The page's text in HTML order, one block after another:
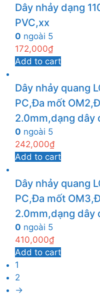
Dây nhảy dạng
PVC,xx
0 ngoài 5
172,000₫
Add to cart
Dây nhảy quang
PC,Đa mốt
2.0mm,dạng dây
0 ngoài 5
242,000₫
Add to cart
Dây nhảy quang
PC,Đa mốt
2.0mm,dạng dây
0 ngoài 5
410,000₫
Add to cart
1
2
→